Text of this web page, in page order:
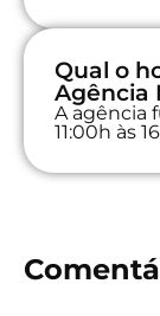
Qual o
Agência
A agência
11:00h às